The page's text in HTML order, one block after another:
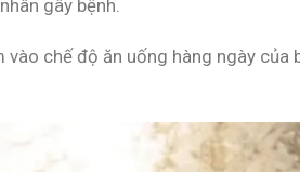
gây bệnh.
chế độ ăn uống hàng ngày của